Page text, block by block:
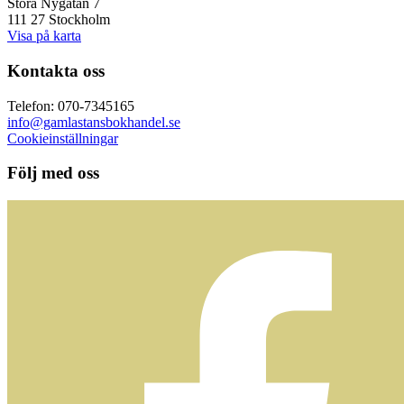
Stora Nygatan 7
111 27 Stockholm
Visa på karta
Kontakta oss
Telefon: 070-7345165
info@gamlastansbokhandel.se
Cookieinställningar
Följ med oss